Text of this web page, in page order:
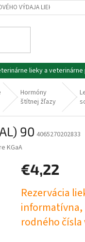
VÝDAJA LIEKOV A
lieky a
Hormóny
štítnej žľazy
90 4065270202833
KGaA
€4,22
cena:
Rezervácia
informatívna,
rodného